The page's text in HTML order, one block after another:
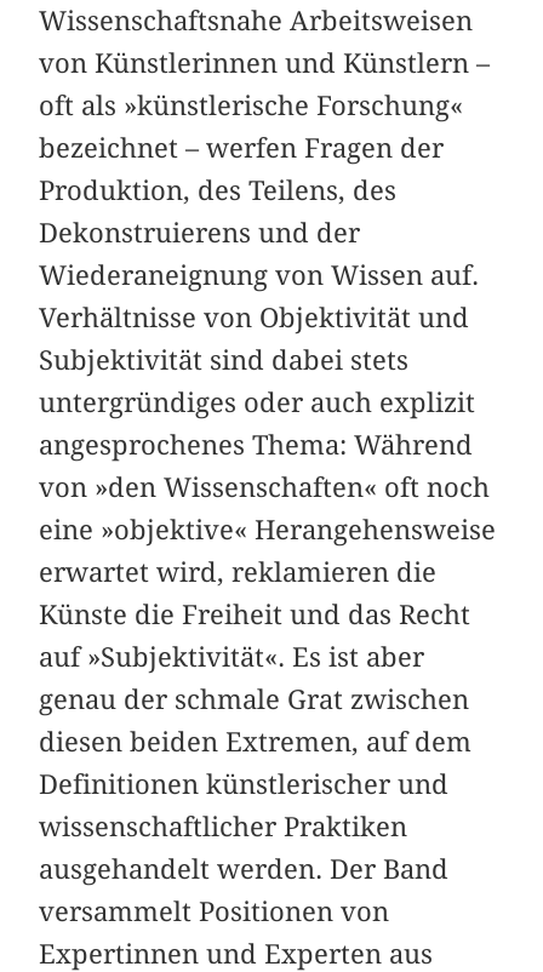
Wissenschaftsnahe Arbeitsweisen
von Künstlerinnen und Künstlern –
oft als »künstlerische Forschung«
bezeichnet – werfen Fragen der
Produktion, des Teilens, des
Dekonstruierens und der
Wiederaneignung von Wissen auf.
Verhältnisse von Objektivität und
Subjektivität sind dabei stets
untergründiges oder auch explizit
angesprochenes Thema: Während
von »den Wissenschaften« oft noch
eine »objektive« Herangehensweise
erwartet wird, reklamieren die
Künste die Freiheit und das Recht
auf »Subjektivität«. Es ist aber
genau der schmale Grat zwischen
diesen beiden Extremen, auf dem
Definitionen künstlerischer und
wissenschaftlicher Praktiken
ausgehandelt werden. Der Band
versammelt Positionen von
Expertinnen und Experten aus